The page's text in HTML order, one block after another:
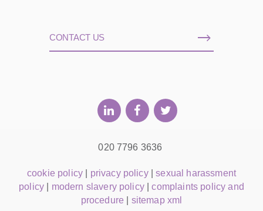
CONTACT US
020 7796 3636
cookie policy privacy policy|sexual harassment
policy
modern slavery policy|complaints policy and
procedure
sitemap xml